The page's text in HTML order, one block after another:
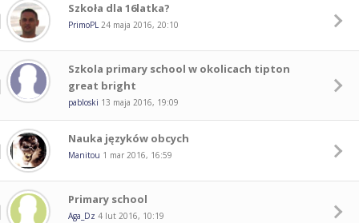
Szkoła dla 16latka?
PrimoPL 24 maja 2016, 20:10
Szkola primary school w okolicach tipton
great bright
pabloski 13 maja 2016, 19:09
Nauka języków obcych
Manitou 1 mar 2016, 16:59
Primary school
Aga_Dz 4 lut 2016, 10:19